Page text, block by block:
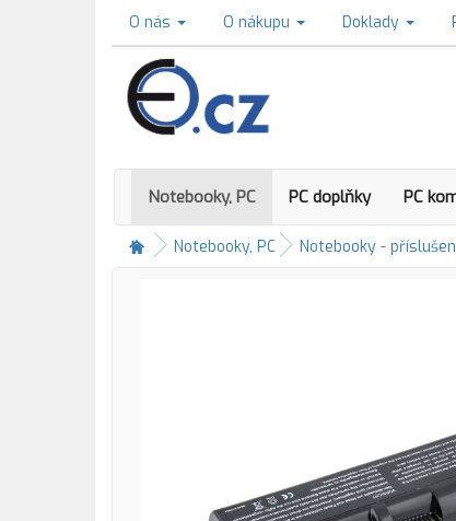
O nás O nákupu Doklady
Notebooky, PC PC doplňky PC
Notebooky, PC Notebooky -